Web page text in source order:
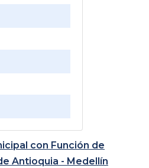
con Función de
Antioquia - Medellín